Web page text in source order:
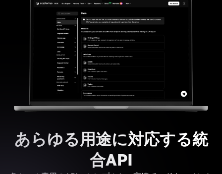
あらゆる用途に対応する統
合API